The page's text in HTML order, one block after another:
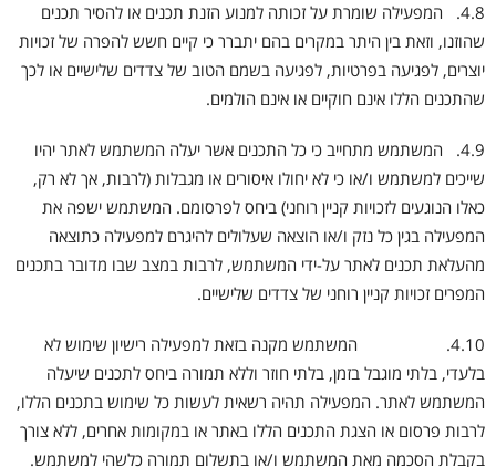
4.8. המפעילה שומרת על זכותה למנוע הזנת תכנים או להסיר תכנים
שהוזנו, וזאת בין היתר במקרים בהם יתברר כי קיים חשש להפרה של זכויות
יוצרים, לפגיעה בפרטיות, לפגיעה בשמם הטוב של צדדים שלישיים או לכך
שהתכנים הללו אינם חוקיים או אינם הולמים.
4.9. המשתמש מתחייב כי כל התכנים אשר יעלה המשתמש לאתר יהיו
שייכים למשתמש ו/או כי לא יחולו איסורים או מגבלות (לרבות, אך לא רק,
כאלו הנוגעים לזכויות קניין רוחני) ביחס לפרסומם. המשתמש ישפה את
המפעילה בגין כל נזק ו/או הוצאה שעלולים להיגרם למפעילה כתוצאה
מהעלאת תכנים לאתר על-ידי המשתמש, לרבות במצב שבו מדובר בתכנים
המפרים זכויות קניין רוחני של צדדים שלישיים.
4.10. המשתמש מקנה בזאת למפעילה רישיון שימוש לא
בלעדי, בלתי מוגבל בזמן, בלתי חוזר וללא תמורה ביחס לתכנים שיעלה
המשתמש לאתר. המפעילה תהיה רשאית לעשות כל שימוש בתכנים הללו,
לרבות פרסום או הצגת התכנים הללו באתר או במקומות אחרים, ללא צורך
בקבלת הסכמה מאת המשתמש ו/או בתשלום תמורה כלשהי למשתמש.